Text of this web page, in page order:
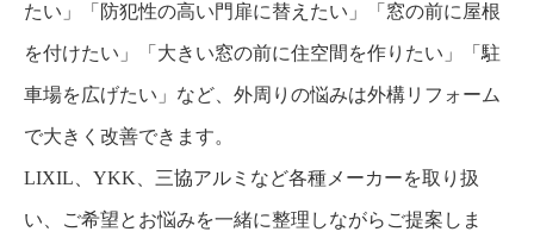
たい」「防犯性の高い門扉に替えたい」「窓の前に屋根
を付けたい」「大きい窓の前に住空間を作りたい」「駐
車場を広げたい」など、外周りの悩みは外構リフォーム
で大きく改善できます。
LIXIL、YKK、三協アルミなど各種メーカーを取り扱
い、ご希望とお悩みを一緒に整理しながらご提案しま